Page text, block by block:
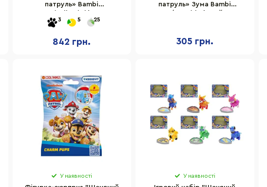
патруль» Bambi
аксесуарами
3 5 25
842 грн.
патруль» Зума Bambi
305 грн.
У наявності У наявності